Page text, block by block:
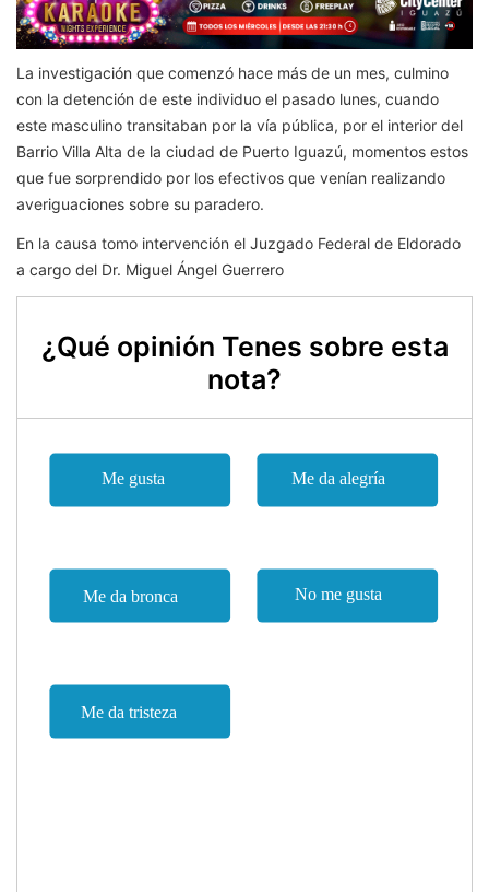
La investigación que comenzó hace más de un mes, culmino
con la detención de este individuo el pasado lunes, cuando
este masculino transitaban por la vía pública, por el interior del
Barrio Villa Alta de la ciudad de Puerto Iguazú, momentos estos
que fue sorprendido por los efectivos que venían realizando
averiguaciones sobre su paradero.
En la causa tomo intervención el Juzgado Federal de Eldorado
a cargo del Dr. Miguel Ángel Guerrero
¿Qué opinión Tenes sobre esta
nota?